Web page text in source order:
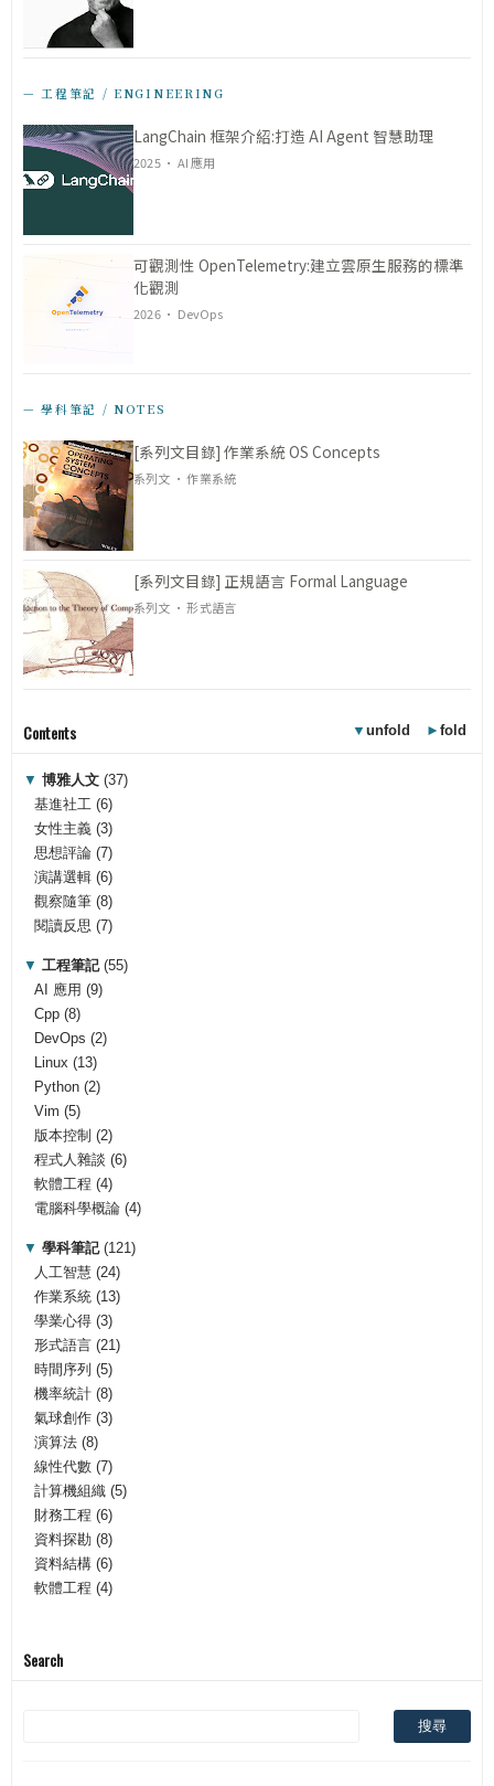
— 工程筆記 / ENGINEERING
LangChain 框架介紹:打造 AI Agent 智慧助理
2025 · AI 應用
可觀測性 OpenTelemetry:建立雲原生服務的標準
化觀測
2026 · DevOps
— 學科筆記 / NOTES
[系列文目錄] 作業系統 OS Concepts
系列文 · 作業系統
[系列文目錄] 正規語言 Formal Language
系列文 · 形式語言
▼ unfold ► fold
Contents
▼ 博雅人文 (37)
基進社工 (6)
女性主義 (3)
思想評論 (7)
演講選輯 (6)
觀察隨筆 (8)
閱讀反思 (7)
▼ 工程筆記 (55)
AI 應用 (9)
Cpp (8)
DevOps (2)
Linux (13)
Python (2)
Vim (5)
版本控制 (2)
程式人雜談 (6)
軟體工程 (4)
電腦科學概論 (4)
▼ 學科筆記 (121)
人工智慧 (24)
作業系統 (13)
學業心得 (3)
形式語言 (21)
時間序列 (5)
機率統計 (8)
氣球創作 (3)
演算法 (8)
線性代數 (7)
計算機組織 (5)
財務工程 (6)
資料探勘 (8)
資料結構 (6)
軟體工程 (4)
Search